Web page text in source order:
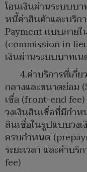
โอนเงินผ่านระบบบา
หนี้ค่าสินค้าและบริก
Payment แบบภาย
(commission in
เงินผ่านระบบบาทเ
4.ค่าบริการที่เกี่
กลางและขนาดย่อม
เชื่อ (front-end fee)
วงเงินสินเชื่อที่มีกำห
สินเชื่อในรูปแบบวง
ครบกำหนด
ระยะเวลา และค่าบ
fee)